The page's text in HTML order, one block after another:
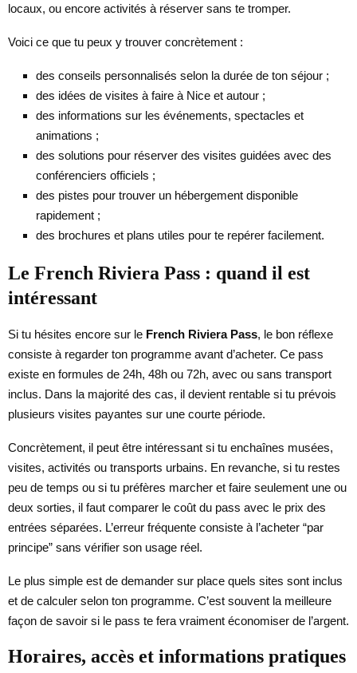
locaux, ou encore activités à réserver sans te tromper.
Voici ce que tu peux y trouver concrètement :
des conseils personnalisés selon la durée de ton séjour ;
des idées de visites à faire à Nice et autour ;
des informations sur les événements, spectacles et
animations ;
des solutions pour réserver des visites guidées avec des
conférenciers officiels ;
des pistes pour trouver un hébergement disponible
rapidement ;
des brochures et plans utiles pour te repérer facilement.
Le French Riviera Pass : quand il est
intéressant
Si tu hésites encore sur le French Riviera Pass, le bon réflexe
consiste à regarder ton programme avant d’acheter. Ce pass
existe en formules de 24h, 48h ou 72h, avec ou sans transport
inclus. Dans la majorité des cas, il devient rentable si tu prévois
plusieurs visites payantes sur une courte période.
Concrètement, il peut être intéressant si tu enchaînes musées,
visites, activités ou transports urbains. En revanche, si tu restes
peu de temps ou si tu préfères marcher et faire seulement une ou
deux sorties, il faut comparer le coût du pass avec le prix des
entrées séparées. L’erreur fréquente consiste à l’acheter “par
principe” sans vérifier son usage réel.
Le plus simple est de demander sur place quels sites sont inclus
et de calculer selon ton programme. C’est souvent la meilleure
façon de savoir si le pass te fera vraiment économiser de l’argent.
Horaires, accès et informations pratiques